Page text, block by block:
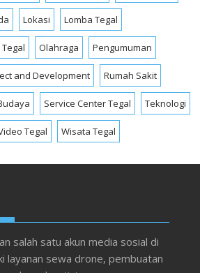
Lokasi Lomba Tegal
Olahraga Pengumuman
and Development Rumah Sakit
Service Center Tegal Teknologi
Tegal Wisata Tegal
salah satu akun media sosial di
layanan sewa drone, pembuatan